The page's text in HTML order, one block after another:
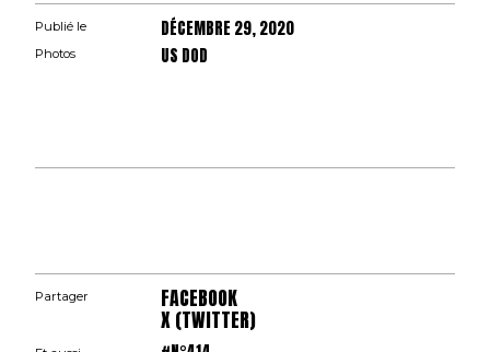
Publié le DÉCEMBRE 29, 2020
Photos US DOD
Partager FACEBOOK
X (TWITTER)